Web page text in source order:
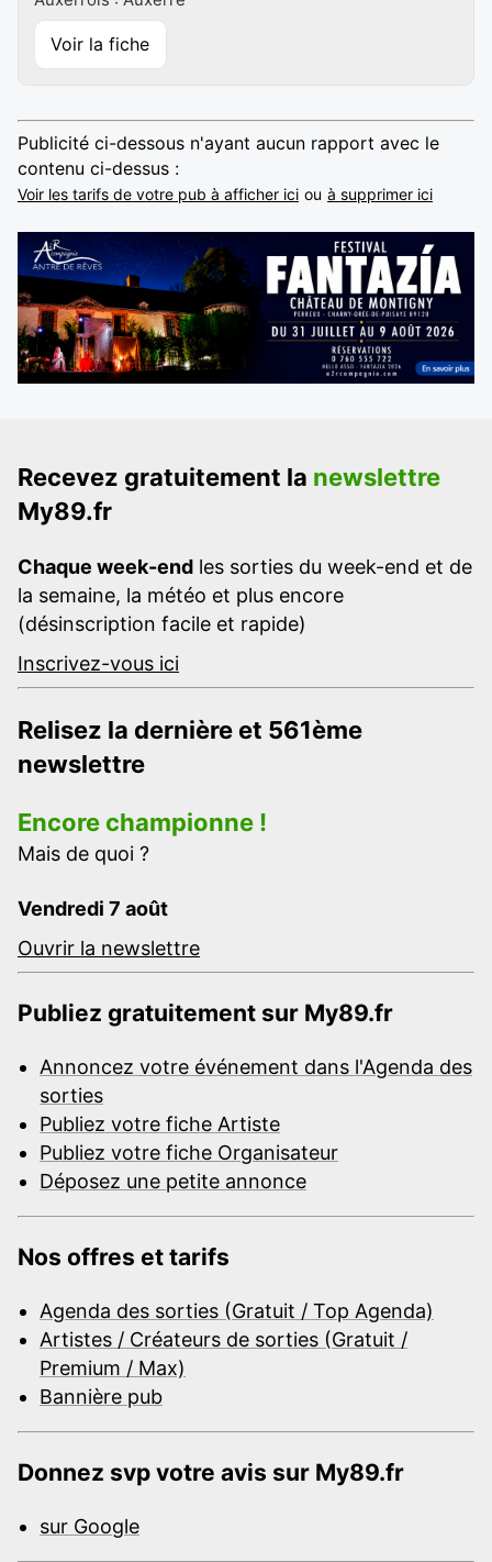
Voir la fiche
Publicité ci-dessous n'ayant aucun rapport avec le
contenu ci-dessus :
Voir les tarifs de votre pub à afficher ici ou à supprimer ici
Recevez gratuitement la newslettre
My89.fr
Chaque week-end les sorties du week-end et de
la semaine, la météo et plus encore
(désinscription facile et rapide)
Inscrivez-vous ici
Relisez la dernière et 561ème
newslettre
Encore championne !
Mais de quoi ?
Vendredi 7 août
Ouvrir la newslettre
Publiez gratuitement sur My89.fr
Annoncez votre événement dans l'Agenda des
sorties
Publiez votre fiche Artiste
Publiez votre fiche Organisateur
Déposez une petite annonce
Nos offres et tarifs
Agenda des sorties (Gratuit / Top Agenda)
Artistes / Créateurs de sorties (Gratuit /
Premium / Max)
Bannière pub
Donnez svp votre avis sur My89.fr
sur Google